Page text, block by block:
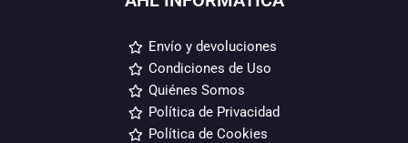
Envío y devoluciones
Condiciones de Uso
Quiénes Somos
Política de Privacidad
Política de Cookies